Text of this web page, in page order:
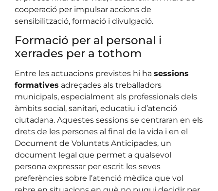
cooperació per impulsar accions de
sensibilització, formació i divulgació.
Formació per al personal i
xerrades per a tothom
Entre les actuacions previstes hi ha sessions
formatives adreçades als treballadors
municipals, especialment als professionals dels
àmbits social, sanitari, educatiu i d’atenció
ciutadana. Aquestes sessions se centraran en els
drets de les persones al final de la vida i en el
Document de Voluntats Anticipades, un
document legal que permet a qualsevol
persona expressar per escrit les seves
preferències sobre l’atenció mèdica que vol